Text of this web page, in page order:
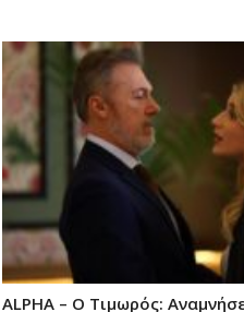
ALPHA – Ο Τιμωρός: